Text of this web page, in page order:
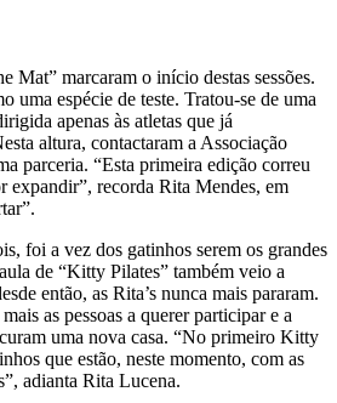
Mat” marcaram o início destas sessões.
uma espécie de teste. Tratou-se de uma
apenas às atletas que já
altura, contactaram a Associação
parceria. “Esta primeira edição correu
expandir”, recorda Rita Mendes, em
foi a vez dos gatinhos serem os grandes
de “Kitty Pilates” também veio a
então, as Rita’s nunca mais pararam.
as pessoas a querer participar e a
uma nova casa. “No primeiro Kitty
que estão, neste momento, com as
adianta Rita Lucena.